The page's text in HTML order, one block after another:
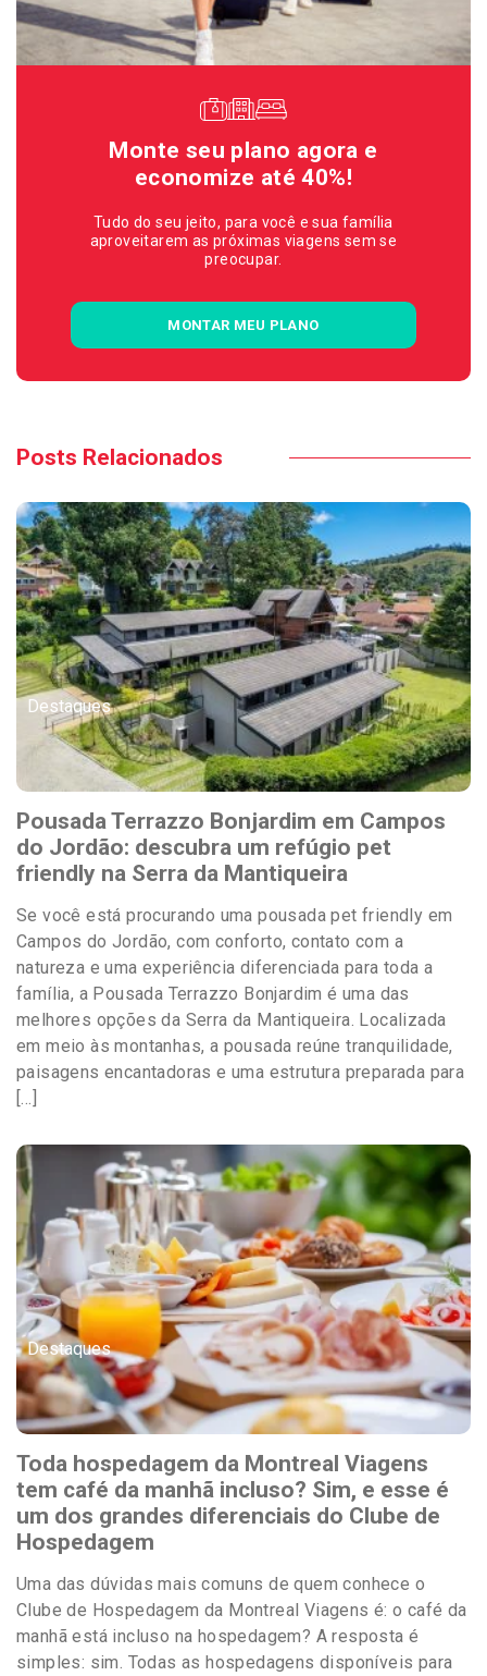
Monte seu plano agora e
economize até 40%!
Tudo do seu jeito, para você e sua família
aproveitarem as próximas viagens sem se
preocupar.
MONTAR MEU PLANO
Posts Relacionados
Destaques
Pousada Terrazzo Bonjardim em Campos
do Jordão: descubra um refúgio pet
friendly na Serra da Mantiqueira
Se você está procurando uma pousada pet friendly em
Campos do Jordão, com conforto, contato com a
natureza e uma experiência diferenciada para toda a
família, a Pousada Terrazzo Bonjardim é uma das
melhores opções da Serra da Mantiqueira. Localizada
em meio às montanhas, a pousada reúne tranquilidade,
paisagens encantadoras e uma estrutura preparada para
[…]
Destaques
Toda hospedagem da Montreal Viagens
tem café da manhã incluso? Sim, e esse é
um dos grandes diferenciais do Clube de
Hospedagem
Uma das dúvidas mais comuns de quem conhece o
Clube de Hospedagem da Montreal Viagens é: o café da
manhã está incluso na hospedagem? A resposta é
simples: sim. Todas as hospedagens disponíveis para